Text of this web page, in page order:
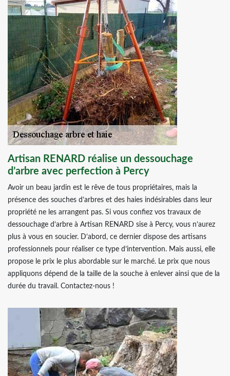
Artisan RENARD réalise un dessouchage
d’arbre avec perfection à Percy
Avoir un beau jardin est le rêve de tous propriétaires, mais la
présence des souches d’arbres et des haies indésirables dans leur
propriété ne les arrangent pas. Si vous confiez vos travaux de
dessouchage d’arbre à Artisan RENARD sise à Percy, vous n’aurez
plus à vous en soucier. D’abord, ce dernier dispose des artisans
professionnels pour réaliser ce type d’intervention. Mais aussi, elle
propose le prix le plus abordable sur le marché. Le prix que nous
appliquons dépend de la taille de la souche à enlever ainsi que de la
durée du travail. Contactez-nous !